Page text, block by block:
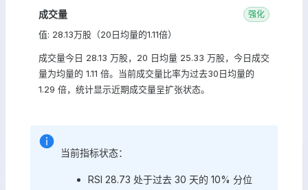
成交量 强化
值: 28.13万股（20日均量的1.11倍）
成交量今日 28.13 万股，20 日均量 25.33 万股，今日成交
量为均量的 1.11 倍。当前成交量比率为过去30日均量的
1.29 倍，统计显示近期成交量呈扩张状态。
当前指标状态：
RSI 28.73 处于过去 30 天的 10% 分位